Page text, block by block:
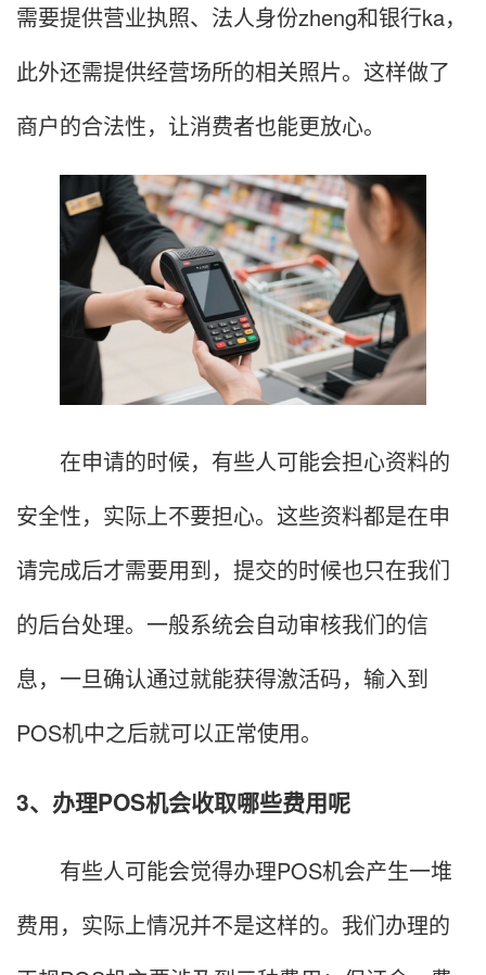
需要提供营业执照、法人身份zheng和银行ka，
此外还需提供经营场所的相关照片。这样做了
商户的合法性，让消费者也能更放心。
在申请的时候，有些人可能会担心资料的
安全性，实际上不要担心。这些资料都是在申
请完成后才需要用到，提交的时候也只在我们
的后台处理。一般系统会自动审核我们的信
息，一旦确认通过就能获得激活码，输入到
POS机中之后就可以正常使用。
3、办理POS机会收取哪些费用呢
有些人可能会觉得办理POS机会产生一堆
费用，实际上情况并不是这样的。我们办理的